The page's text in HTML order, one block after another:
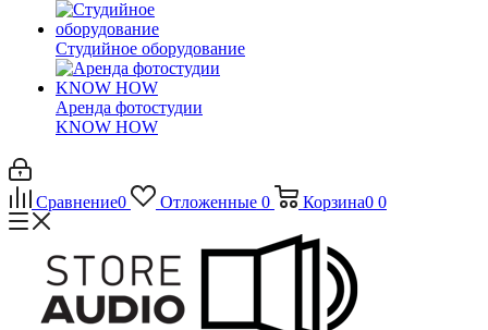
Студийное оборудование
Аренда фотостудии
KNOW HOW
Сравнение0 Отложенные 0 Корзина0 0